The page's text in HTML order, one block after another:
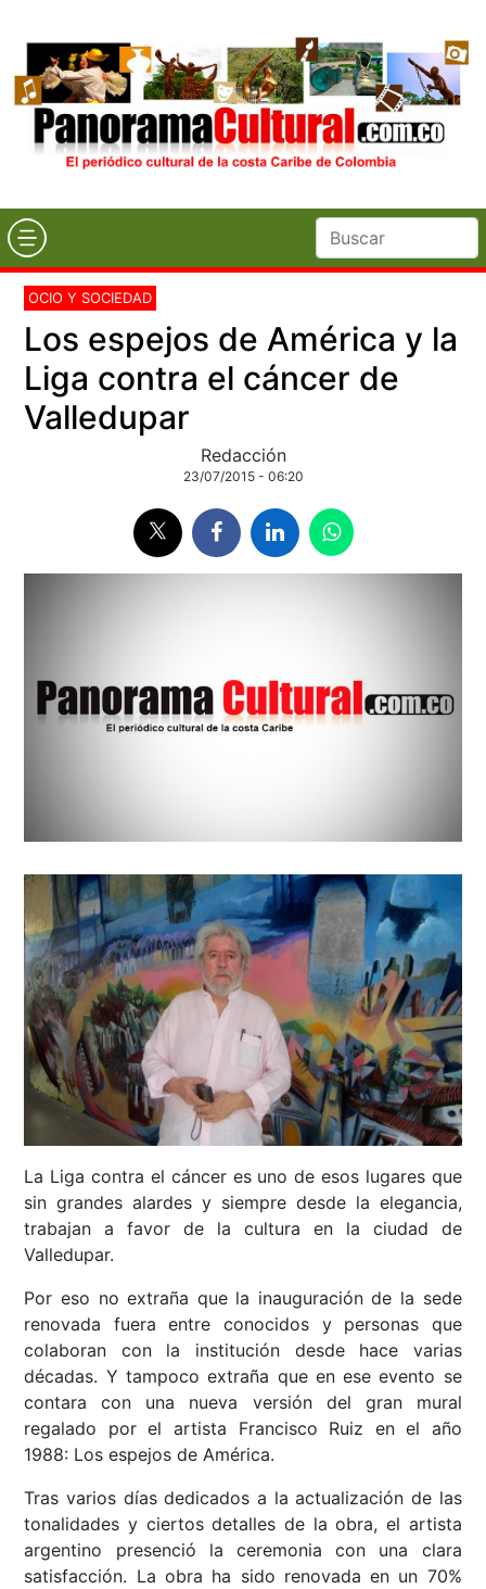
OCIO Y SOCIEDAD
Los espejos de América y la
Liga contra el cáncer de
Valledupar
Redacción
23/07/2015 - 06:20
La Liga contra el cáncer es uno de esos lugares que
sin grandes alardes y siempre desde la elegancia,
trabajan a favor de la cultura en la ciudad de
Valledupar.
Por eso no extraña que la inauguración de la sede
renovada fuera entre conocidos y personas que
colaboran con la institución desde hace varias
décadas. Y tampoco extraña que en ese evento se
contara con una nueva versión del gran mural
regalado por el artista Francisco Ruiz en el año
1988: Los espejos de América.
Tras varios días dedicados a la actualización de las
tonalidades y ciertos detalles de la obra, el artista
argentino presenció la ceremonia con una clara
satisfacción. La obra ha sido renovada en un 70%